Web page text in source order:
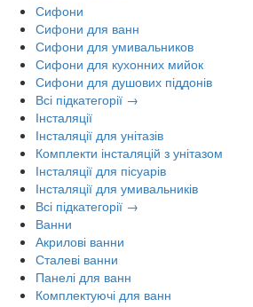
Сифони
Сифони для ванн
Сифони для умивальников
Сифони для кухонних мийок
Сифони для душових піддонів
Всі підкатегорії →
Інсталяції
Інсталяції для унітазів
Комплекти інсталяцій з унітазом
Інсталяції для пісуарів
Інсталяції для умивальників
Всі підкатегорії →
Ванни
Акрилові ванни
Сталеві ванни
Панелі для ванн
Комплектуючі для ванн